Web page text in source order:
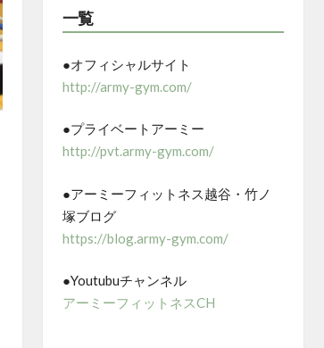
一覧
●オフィシャルサイト
http://army-gym.com/
●プライベートアーミー
http://pvt.army-gym.com/
●アーミーフィットネス越谷・竹ノ
塚ブログ
https://blog.army-gym.com/
●Youtubuチャンネル
アーミーフィットネスCH